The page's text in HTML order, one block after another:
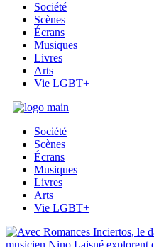
Société
Scènes
Écrans
Musiques
Livres
Arts
Vie LGBT+
Société
Scènes
Écrans
Musiques
Livres
Arts
Vie LGBT+